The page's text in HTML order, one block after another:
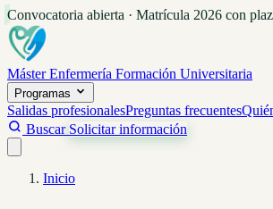
Convocatoria abierta · Matrícula 2026 con
Máster Enfermería Formación Universitaria
Programas
Salidas profesionalesPreguntas frecuentes
Buscar Solicitar información
Inicio